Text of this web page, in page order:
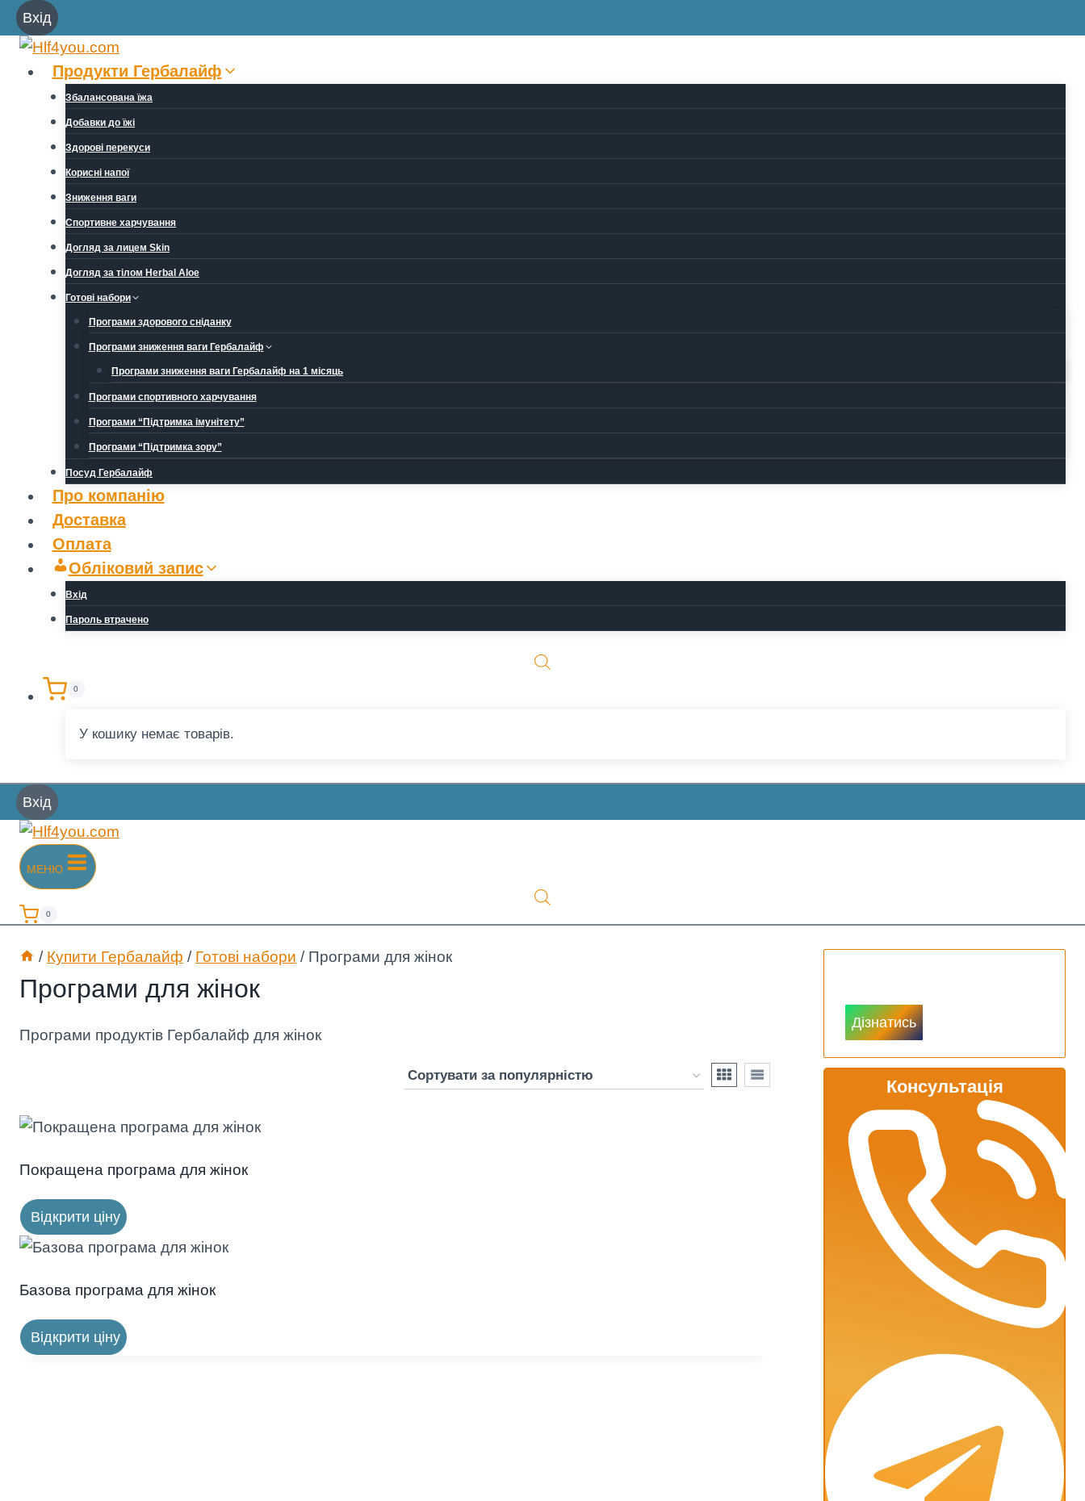
Перейти
до
Вхід
Продукти Гербалайф
Збалансована їжа
Добавки до їжі
Здорові перекуси
Корисні напої
Зниження ваги
Спортивне харчування
Догляд за лицем Skin
Догляд за тілом Herbal Aloe
Готові набори
Програми здорового сніданку
Програми зниження ваги Гербалайф
Програми зниження ваги Гербалайф на 1 місяць
Програми спортивного харчування
Програми “Підтримка імунітету”
Програми “Підтримка зору”
Посуд Гербалайф
Про компанію
Доставка
Оплата
Обліковий запис
Вхід
Пароль втрачено
0
У кошику немає товарів.
Вхід
МЕНЮ
0
/ Купити Гербалайф / Готові набори / Програми для жінок
Програми для жінок
Програми продуктів Гербалайф для жінок
Покращена програма для жінок
Відкрити ціну
Базова програма для жінок
Відкрити ціну
Дізнатись
Консультація